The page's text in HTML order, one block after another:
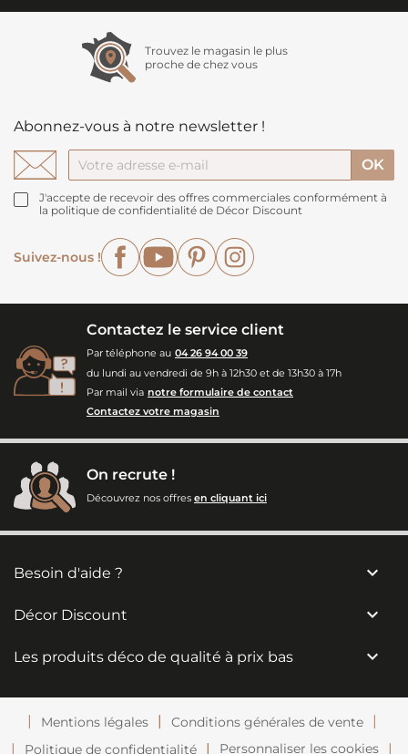
Trouvez le magasin le plus
proche de chez vous
Abonnez-vous à notre newsletter !
J'accepte de recevoir des offres commerciales conformément à
la politique de confidentialité de Décor Discount
Suivez-nous !
FacebookYouTubePinterest
Contactez le service client
Par téléphone au 04 26 94 00 39
du lundi au vendredi de 9h à 12h30 et de 13h30 à 17h
Par mail via notre formulaire de contact
Contactez votre magasin
On recrute !
Découvrez nos offres en cliquant ici
Besoin d'aide ? 
Décor Discount 
Les produits déco de qualité à prix bas 
Mentions légales
Conditions générales de vente
Politique de confidentialité
Personnaliser les cookies